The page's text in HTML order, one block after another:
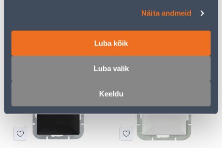
Näita andmeid
Luba kõik
Luba valik
Keeldu
VALGE
2.23 €
LIHTLÜLITI PERLA
VALGUSEGA ANTRATSIIT
8.26 €
4.96 €